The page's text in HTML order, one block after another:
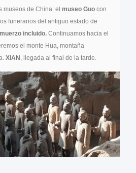
museos de China: el museo Guo con
funerarios del antiguo estado de
incluido. Continuamos hacia el
el monte Hua, montaña
XIAN , llegada al final de la tarde.